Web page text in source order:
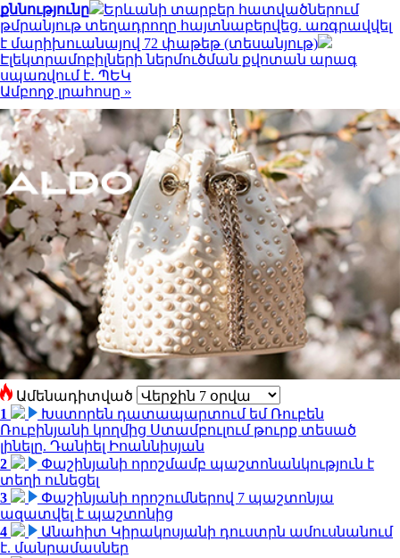
քննությունը
Երևանի տարբեր հատվածներում
թմրանյութ տեղադրողը հայտնաբերվեց. առգրավվել
է մարիխուանայով 72 փաթեթ (տեսանյութ)
Էլեկտրամոբիլների ներմուծման քվոտան արագ
սպառվում է․ ՊԵԿ
Ամբողջ լրահոսը »
Ամենադիտված
1
Խստորեն դատապարտում եմ Ռուբեն
Ռուբինյանի կողմից Ստամբուլում թուրք տեսած
լինելը. Դանիել Իոաննիսյան
2
Փաշինյանի որոշմամբ պաշտոնանկություն է
տեղի ունեցել
3
Փաշինյանի որոշումներով 7 պաշտոնյա
ազատվել է պաշտոնից
4
Անահիտ Կիրակոսյանի դուստրն ամուսնանում
է. մանրամասներ